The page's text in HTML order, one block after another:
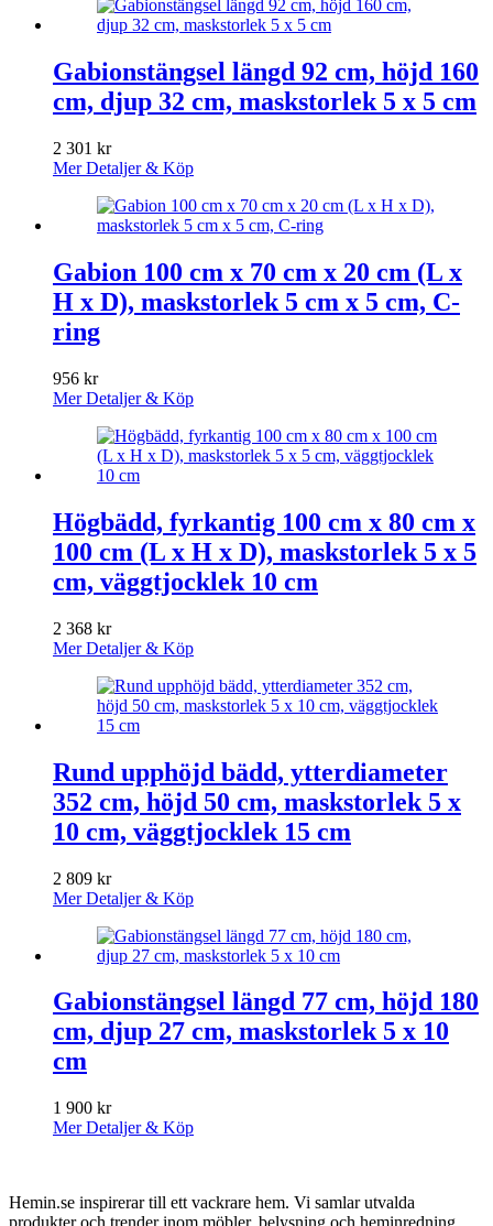
Gabionstängsel längd 92 cm, höjd 160
cm, djup 32 cm, maskstorlek 5 x 5 cm
2 301 kr
Mer Detaljer & Köp
Gabion 100 cm x 70 cm x 20 cm (L x
H x D), maskstorlek 5 cm x 5 cm, C-
ring
956 kr
Mer Detaljer & Köp
Högbädd, fyrkantig 100 cm x 80 cm x
100 cm (L x H x D), maskstorlek 5 x 5
cm, väggtjocklek 10 cm
2 368 kr
Mer Detaljer & Köp
Rund upphöjd bädd, ytterdiameter
352 cm, höjd 50 cm, maskstorlek 5 x
10 cm, väggtjocklek 15 cm
2 809 kr
Mer Detaljer & Köp
Gabionstängsel längd 77 cm, höjd 180
cm, djup 27 cm, maskstorlek 5 x 10
cm
1 900 kr
Mer Detaljer & Köp
Hemin.se inspirerar till ett vackrare hem. Vi samlar utvalda